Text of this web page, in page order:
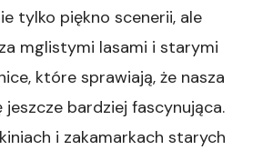
tylko piękno scenerii, ale
mglistymi lasami i starymi
które sprawiają, że nasza
bardziej fascynująca.
i zakamarkach starych